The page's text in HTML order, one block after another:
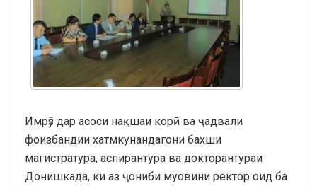
Имрӯз дар асоси нақшаи корӣ ва ҷадвали
фоизбандии хатмкунандагони бахши
магистратура, аспирантура ва докторантураи
Донишкада, ки аз ҷониби муовини ректор оид ба